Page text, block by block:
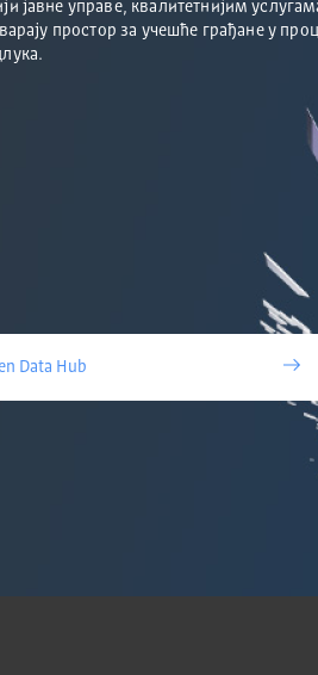
јавне управе, квалитетнијим
простор за учешће грађане у
Data Hub